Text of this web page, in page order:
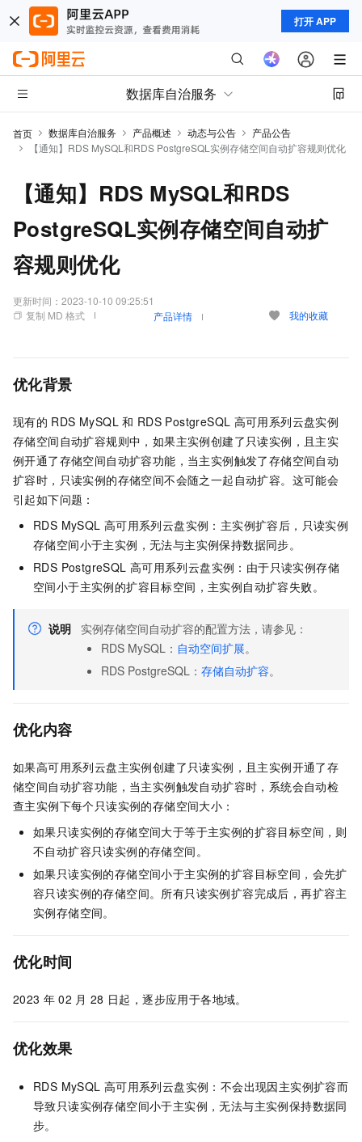
打开 APP
数据库自治服务
首页 数据库自治服务 产品概述 动态与公告
产品公告
【通知】RDS MySQL和RDS PostgreSQL实例存储空间自动扩容规则优化
【通知】RDS MySQL和RDS
PostgreSQL实例存储空间自动扩
容规则优化
更新时间： 2023-10-10 09:25:51
复制 MD 格式
产品详情 我的收藏
优化背景
现有的 RDS MySQL 和 RDS PostgreSQL 高可用系列云盘实例
存储空间自动扩容规则中，如果主实例创建了只读实例，且主实
例开通了存储空间自动扩容功能，当主实例触发了存储空间自动
扩容时，只读实例的存储空间不会随之一起自动扩容。这可能会
引起如下问题：
RDS MySQL 高可用系列云盘实例：主实例扩容后，只读实例
存储空间小于主实例，无法与主实例保持数据同步。
RDS PostgreSQL 高可用系列云盘实例：由于只读实例存储
空间小于主实例的扩容目标空间，主实例自动扩容失败。
说明
实例存储空间自动扩容的配置方法，请参见：
RDS MySQL： 自动空间扩展。
RDS PostgreSQL： 存储自动扩容。
优化内容
如果高可用系列云盘主实例创建了只读实例，且主实例开通了存
储空间自动扩容功能，当主实例触发自动扩容时，系统会自动检
查主实例下每个只读实例的存储空间大小：
如果只读实例的存储空间大于等于主实例的扩容目标空间，则
不自动扩容只读实例的存储空间。
如果只读实例的存储空间小于主实例的扩容目标空间，会先扩
容只读实例的存储空间。所有只读实例扩容完成后，再扩容主
实例存储空间。
优化时间
2023 年 02 月 28 日起，逐步应用于各地域。
优化效果
RDS MySQL 高可用系列云盘实例：不会出现因主实例扩容而
导致只读实例存储空间小于主实例，无法与主实例保持数据同
步。